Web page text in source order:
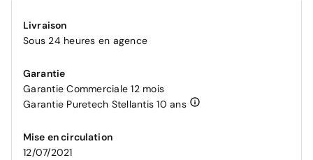
Livraison
Sous 24 heures en agence
Garantie
Garantie Commerciale 12 mois
Garantie Puretech Stellantis 10 ans
Mise en circulation
12/07/2021